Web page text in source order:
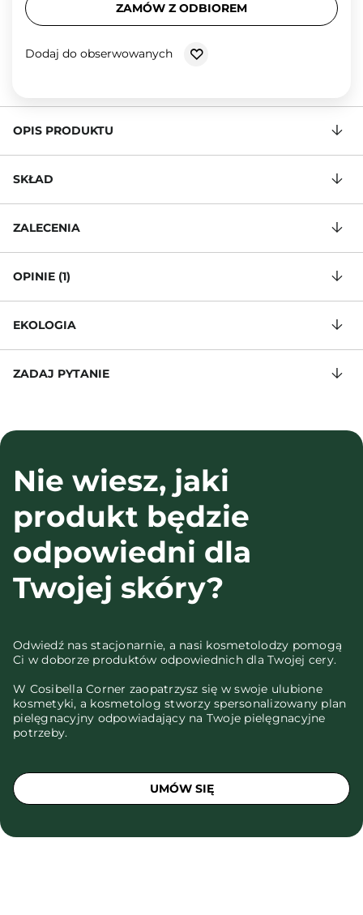
ZAMÓW Z ODBIOREM
Dodaj do obserwowanych
OPIS PRODUKTU
SKŁAD
ZALECENIA
OPINIE (1)
EKOLOGIA
ZADAJ PYTANIE
Nie wiesz, jaki
produkt będzie
odpowiedni dla
Twojej skóry?
Odwiedź nas stacjonarnie, a nasi kosmetolodzy pomogą
Ci w doborze produktów odpowiednich dla Twojej cery.
W Cosibella Corner zaopatrzysz się w swoje ulubione
kosmetyki, a kosmetolog stworzy spersonalizowany plan
pielęgnacyjny odpowiadający na Twoje pielęgnacyjne
potrzeby.
UMÓW SIĘ